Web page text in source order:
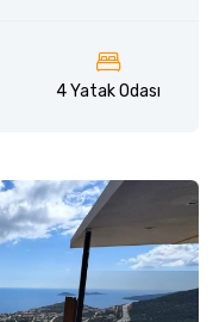
4 Yatak Odası